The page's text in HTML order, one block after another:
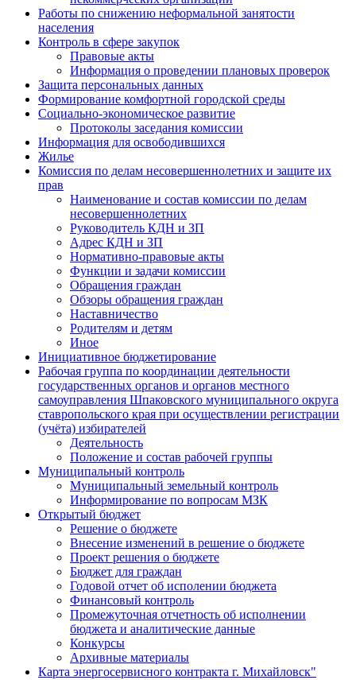
Работы по снижению неформальной занятости
населения
Контроль в сфере закупок
Правовые акты
Информация о проведении плановых проверок
Защита персональных данных
Формирование комфортной городской среды
Социально-экономическое развитие
Протоколы заседания комиссии
Информация для освободившихся
Жилье
Комиссия по делам несовершеннолетних и защите их
прав
Наименование и состав комиссии по делам
несовершеннолетних
Руководитель КДН и ЗП
Адрес КДН и ЗП
Нормативно-правовые акты
Функции и задачи комиссии
Обращения граждан
Обзоры обращения граждан
Наставничество
Родителям и детям
Иное
Инициативное бюджетирование
Рабочая группа по координации деятельности
государственных органов и органов местного
самоуправления Шпаковского муниципального округа
ставропольского края при осуществлении регистрации
(учёта) избирателей
Деятельность
Положение и состав рабочей группы
Муниципальный контроль
Муниципальный земельный контроль
Информирование по вопросам МЗК
Открытый бюджет
Решение о бюджете
Внесение изменений в решение о бюджете
Проект решения о бюджете
Бюджет для граждан
Годовой отчет об исполении бюджета
Финансовый контроль
Промежуточная отчетность об исполнении
бюджета и аналитические данные
Конкурсы
Архивные материалы
Карта энергосервисного контракта г. Михайловск"